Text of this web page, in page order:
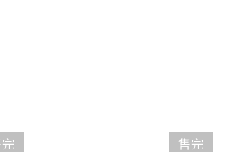
售完